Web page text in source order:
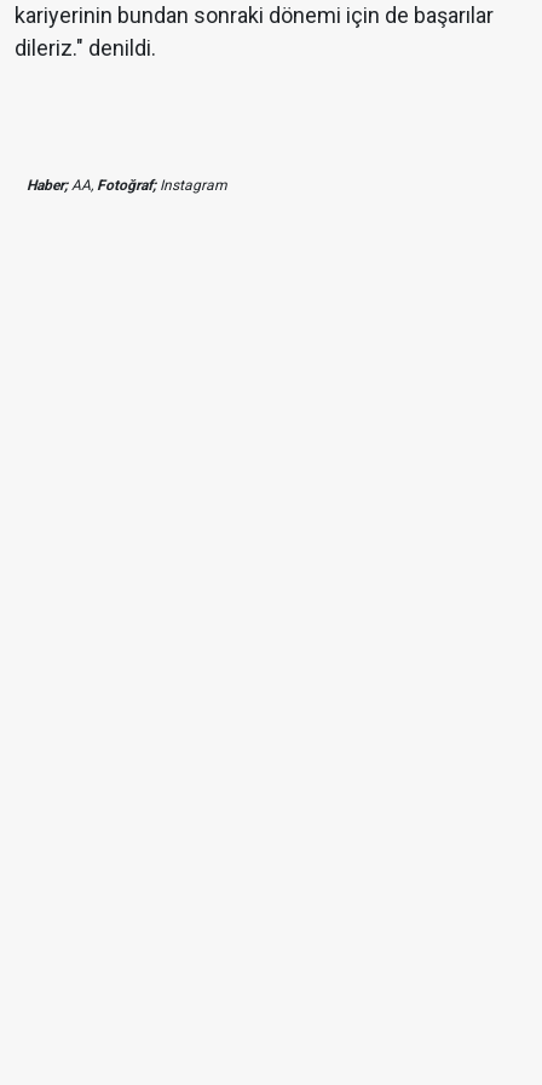
kariyerinin bundan sonraki dönemi için de başarılar
dileriz." denildi.
Haber;AA, Fotoğraf;Instagram